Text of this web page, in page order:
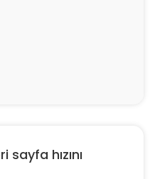
hızını